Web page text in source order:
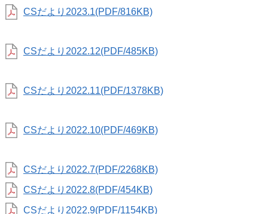
CSだより2023.1(PDF/816KB)
CSだより2022.12(PDF/485KB)
CSだより2022.11(PDF/1378KB)
CSだより2022.10(PDF/469KB)
CSだより2022.7(PDF/2268KB)
CSだより2022.8(PDF/454KB)
CSだより2022.9(PDF/1154KB)